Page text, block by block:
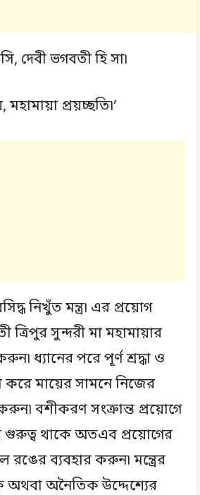
দেবী ভগবতী হি সা৷
প্রয়চ্ছতি৷’
নিখুঁত মন্ত্র৷ এর প্রয়োগ
সুন্দরী মা মহামায়ার
ধ্যানের পরে পূর্ণ শ্রদ্ধা ও
মায়ের সামনে নিজের
বশীকরণ সংক্রান্ত প্রয়োগে
গুরুত্ব থাকে অতএব প্রয়োগের
রঙের ব্যবহার করুন৷ মন্ত্রের
অথবা অনৈতিক উদ্দেশ্যের